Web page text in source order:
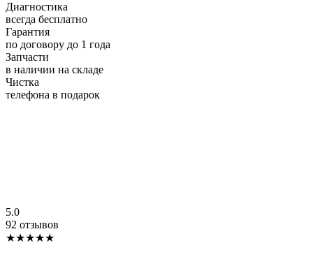
Диагностика
всегда бесплатно
Гарантия
по договору до 1 года
Запчасти
в наличии на складе
Чистка
телефона в подарок
5.0
92 отзывов
★★★★★